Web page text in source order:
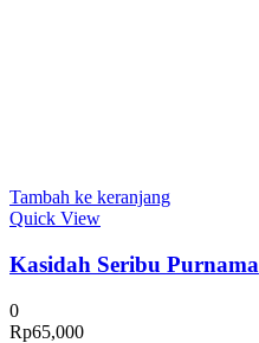
Tambah ke keranjang
Quick View
Kasidah Seribu Purnama
0
Rp65,000